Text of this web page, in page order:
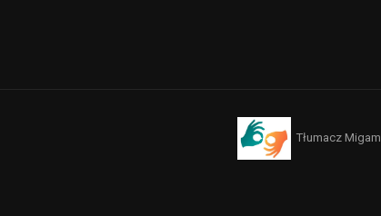
Tłumacz Migam